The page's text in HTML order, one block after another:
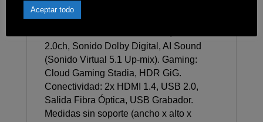
atenuación (Direct LED), HDR 10 Pro,
HLG, Escalador Resolution Upscaler.
2.0ch, Sonido Dolby Digital, AI Sound
(Sonido Virtual 5.1 Up-mix). Gaming:
Cloud Gaming Stadia, HDR GiG.
Conectividad: 2x HDMI 1.4, USB 2.0,
Salida Fibra Óptica, USB Grabador.
Medidas sin soporte (ancho x alto x
Aceptar todo